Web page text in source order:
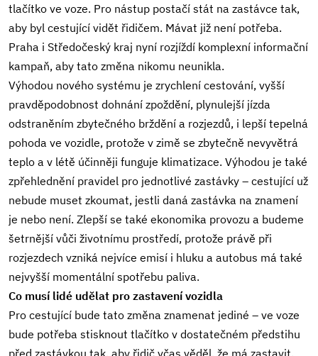
tlačítko ve voze. Pro nástup postačí stát na zastávce tak,
aby byl cestující vidět řidičem. Mávat již není potřeba.
Praha i Středočeský kraj nyní rozjíždí komplexní informační
kampaň, aby tato změna nikomu neunikla.
Výhodou nového systému je zrychlení cestování, vyšší
pravděpodobnost dohnání zpoždění, plynulejší jízda
odstraněním zbytečného brždění a rozjezdů, i lepší tepelná
pohoda ve vozidle, protože v zimě se zbytečně nevyvětrá
teplo a v létě účinněji funguje klimatizace. Výhodou je také
zpřehlednění pravidel pro jednotlivé zastávky – cestující už
nebude muset zkoumat, jestli daná zastávka na znamení
je nebo není. Zlepší se také ekonomika provozu a budeme
šetrnější vůči životnímu prostředí, protože právě při
rozjezdech vzniká nejvíce emisí i hluku a autobus má také
nejvyšší momentální spotřebu paliva.
Co musí lidé udělat pro zastavení vozidla
Pro cestující bude tato změna znamenat jediné – ve voze
bude potřeba stisknout tlačítko v dostatečném předstihu
před zastávkou tak, aby řidič včas věděl, že má zastavit.